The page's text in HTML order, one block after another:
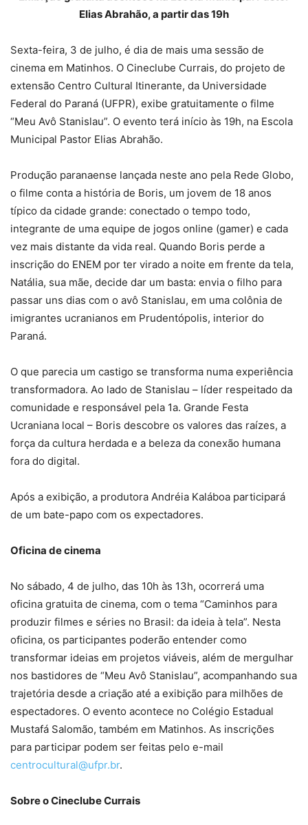
Elias Abrahão, a partir das 19h
Sexta-feira, 3 de julho, é dia de mais uma sessão de
cinema em Matinhos. O Cineclube Currais, do projeto de
extensão Centro Cultural Itinerante, da Universidade
Federal do Paraná (UFPR), exibe gratuitamente o filme
“Meu Avô Stanislau”. O evento terá início às 19h, na Escola
Municipal Pastor Elias Abrahão.
Produção paranaense lançada neste ano pela Rede Globo,
o filme conta a história de Boris, um jovem de 18 anos
típico da cidade grande: conectado o tempo todo,
integrante de uma equipe de jogos online (gamer) e cada
vez mais distante da vida real. Quando Boris perde a
inscrição do ENEM por ter virado a noite em frente da tela,
Natália, sua mãe, decide dar um basta: envia o filho para
passar uns dias com o avô Stanislau, em uma colônia de
imigrantes ucranianos em Prudentópolis, interior do
Paraná.
O que parecia um castigo se transforma numa experiência
transformadora. Ao lado de Stanislau – líder respeitado da
comunidade e responsável pela 1a. Grande Festa
Ucraniana local – Boris descobre os valores das raízes, a
força da cultura herdada e a beleza da conexão humana
fora do digital.
Após a exibição, a produtora Andréia Kaláboa participará
de um bate-papo com os expectadores.
Oficina de cinema
No sábado, 4 de julho, das 10h às 13h, ocorrerá uma
oficina gratuita de cinema, com o tema “Caminhos para
produzir filmes e séries no Brasil: da ideia à tela”. Nesta
oficina, os participantes poderão entender como
transformar ideias em projetos viáveis, além de mergulhar
nos bastidores de “Meu Avô Stanislau”, acompanhando sua
trajetória desde a criação até a exibição para milhões de
espectadores. O evento acontece no Colégio Estadual
Mustafá Salomão, também em Matinhos. As inscrições
para participar podem ser feitas pelo e-mail
centrocultural@ufpr.br.
Sobre o Cineclube Currais